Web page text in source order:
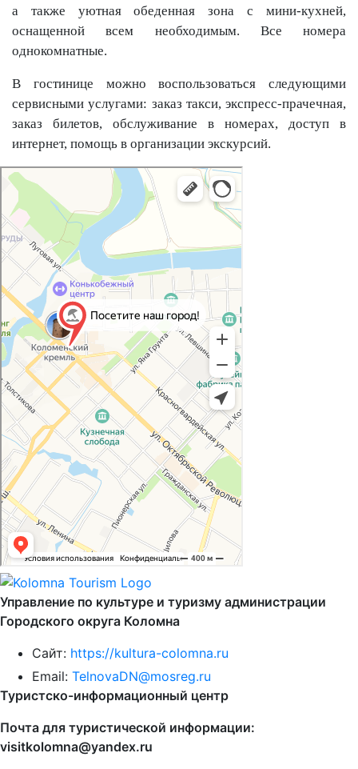
а также уютная обеденная зона с мини-кухней,
оснащенной всем необходимым. Все номера
однокомнатные.
В гостинице можно воспользоваться следующими
сервисными услугами: заказ такси, экспресс-прачечная,
заказ билетов, обслуживание в номерах, доступ в
интернет, помощь в организации экскурсий.
Управление по культуре и туризму администрации
Городского округа Коломна
Сайт: https://kultura-colomna.ru
Email: TelnovaDN@mosreg.ru
Туристско-информационный центр
Почта для туристической информации:
visitkolomna@yandex.ru